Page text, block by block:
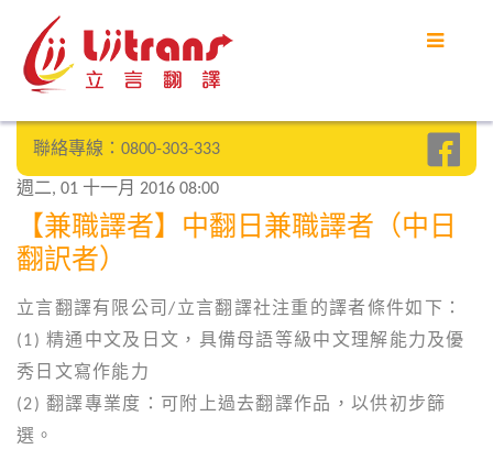
聯絡專線：0800-303-333
週二, 01 十一月 2016 08:00
【兼職譯者】中翻日兼職譯者（中日
翻訳者）
立言翻譯有限公司/立言翻譯社注重的譯者條件如下：
(1) 精通中文及日文，具備母語等級中文理解能力及優
秀日文寫作能力
(2) 翻譯專業度：可附上過去翻譯作品，以供初步篩
選。
首頁
立言優勢
客戶案例
部落格
聯絡我們